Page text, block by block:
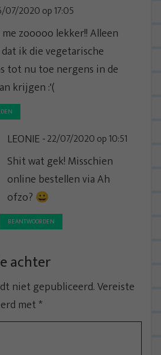
07/2020 op 17:05
zooooo lekker!! Alleen
ik die vegetarische
tot nu toe nergens in de
krijgen :'(
LEONIE 22/07/2020 op 10:51
Shit wat gek! Misschien
online bestellen via Ah
ofzo? 😀
BEANTWOORDEN
achter
niet gepubliceerd.Vereiste
met*